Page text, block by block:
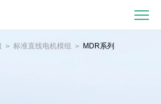
> 标准直线电机模组 > MDR系列